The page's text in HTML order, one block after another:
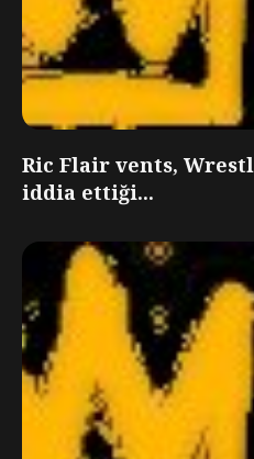
Ric Flair vents,
iddia ettiği...